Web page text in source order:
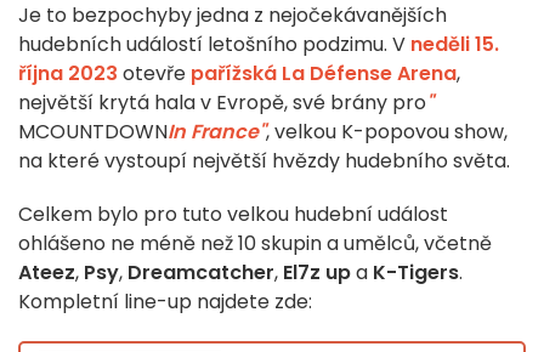
Je to bezpochyby jedna z nejočekávanějších
hudebních událostí letošního podzimu. V neděli 15.
října 2023 otevře pařížská La Défense Arena,
největší krytá hala v Evropě, své brány pro"
MCOUNTDOWNIn France", velkou K-popovou show,
na které vystoupí největší hvězdy hudebního světa.
Celkem bylo pro tuto velkou hudební událost
ohlášeno ne méně než 10 skupin a umělců, včetně
Ateez, Psy, Dreamcatcher, El7z upa K-Tigers.
Kompletní line-up najdete zde: